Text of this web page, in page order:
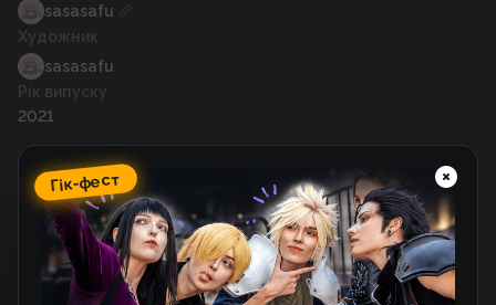
sasasafu
Художник
sasasafu
Рік випуску
2021
Схожі тайтли
Повсякденне життя з рабинею-суккубом
Вебкомікс
Гік-фест